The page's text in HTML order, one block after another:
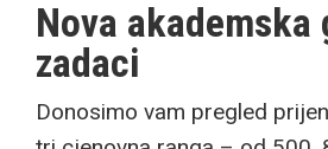
Nova akademska
zadaci
Donosimo vam pregled